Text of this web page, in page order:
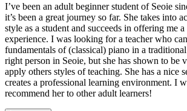
I’ve been an adult beginner student of Seoie
it’s been a great journey so far. She takes into
style as a student and succeeds in offering me
experience. I was looking for a teacher who
fundamentals of (classical) piano in a
right person in Seoie, but she has shown to be
apply others styles of teaching. She has a nice
creates a professional learning environment. I
recommend her to other adult learners!